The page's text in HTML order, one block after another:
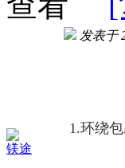
镁途
发表于
1.环绕